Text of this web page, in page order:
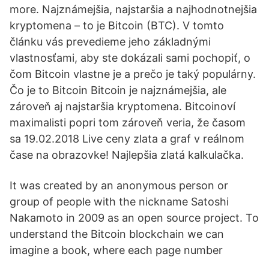
more. Najznámejšia, najstaršia a najhodnotnejšia
kryptomena – to je Bitcoin (BTC). V tomto
článku vás prevedieme jeho základnými
vlastnosťami, aby ste dokázali sami pochopiť, o
čom Bitcoin vlastne je a prečo je taký populárny.
Čo je to Bitcoin Bitcoin je najznámejšia, ale
zároveň aj najstaršia kryptomena. Bitcoinoví
maximalisti popri tom zároveň veria, že časom
sa 19.02.2018 Live ceny zlata a graf v reálnom
čase na obrazovke! Najlepšia zlatá kalkulačka.
It was created by an anonymous person or
group of people with the nickname Satoshi
Nakamoto in 2009 as an open source project. To
understand the Bitcoin blockchain we can
imagine a book, where each page number